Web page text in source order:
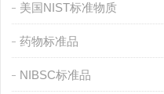
美国NIST标准物质
药物标准品
NIBSC标准品